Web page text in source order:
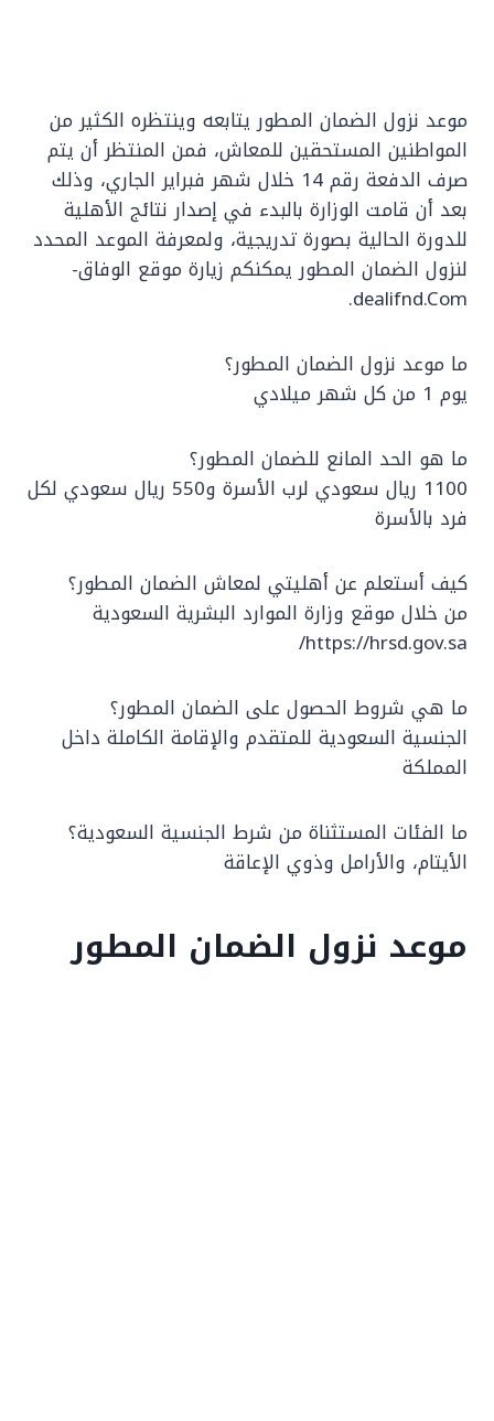
موعد نزول الضمان المطور يتابعه وينتظره الكثير من
المواطنين المستحقين للمعاش، فمن المنتظر أن يتم
صرف الدفعة رقم 14 خلال شهر فبراير الجاري، وذلك
بعد أن قامت الوزارة بالبدء في إصدار نتائج الأهلية
للدورة الحالية بصورة تدريجية، ولمعرفة الموعد المحدد
لنزول الضمان المطور يمكنكم زيارة موقع الوفاق-
dealifnd.Com.
ما موعد نزول الضمان المطور؟
يوم 1 من كل شهر ميلادي
ما هو الحد المانع للضمان المطور؟
1100 ريال سعودي لرب الأسرة و550 ريال سعودي لكل
فرد بالأسرة
كيف أستعلم عن أهليتي لمعاش الضمان المطور؟
من خلال موقع وزارة الموارد البشرية السعودية
https://hrsd.gov.sa/
ما هي شروط الحصول على الضمان المطور؟
الجنسية السعودية للمتقدم والإقامة الكاملة داخل
المملكة
ما الفئات المستثناة من شرط الجنسية السعودية؟
الأيتام، والأرامل وذوي الإعاقة
موعد نزول الضمان المطور